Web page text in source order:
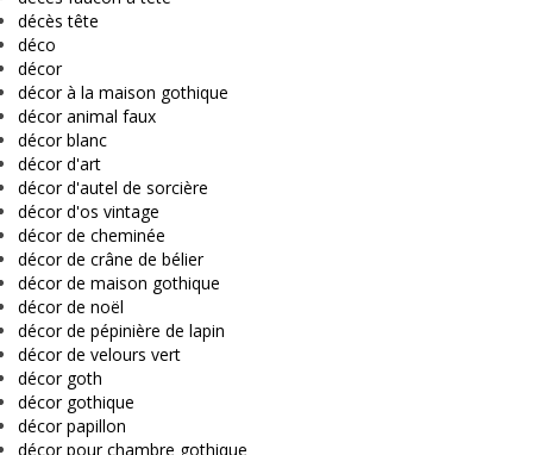
décès tête
déco
décor
décor à la maison gothique
décor animal faux
décor blanc
décor d'art
décor d'autel de sorcière
décor d'os vintage
décor de cheminée
décor de crâne de bélier
décor de maison gothique
décor de noël
décor de pépinière de lapin
décor de velours vert
décor goth
décor gothique
décor papillon
décor pour chambre gothique